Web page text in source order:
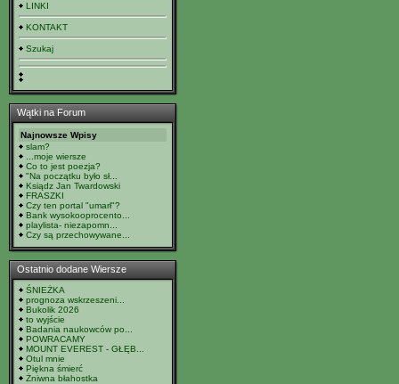
LINKI
KONTAKT
Szukaj
Wątki na Forum
Najnowsze Wpisy
slam?
...moje wiersze
Co to jest poezja?
"Na początku było sł...
Ksiądz Jan Twardowski
FRASZKI
Czy ten portal "umarł"?
Bank wysokooprocento...
playlista- niezapomn...
Czy są przechowywane...
Ostatnio dodane Wiersze
ŚNIEŻKA
prognoza wskrzeszeni...
Bukolik 2026
to wyjście
Badania naukowców po...
POWRACAMY
MOUNT EVEREST - GŁĘB...
Otul mnie
Piękna śmierć
Żniwna błahostka